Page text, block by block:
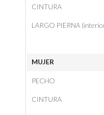
CINTURA
LARGO PIERNA
MUJER
PECHO
CINTURA